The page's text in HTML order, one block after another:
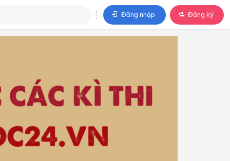
Đăng nhập Đăng ký